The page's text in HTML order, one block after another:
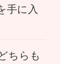
手に入
ちらも